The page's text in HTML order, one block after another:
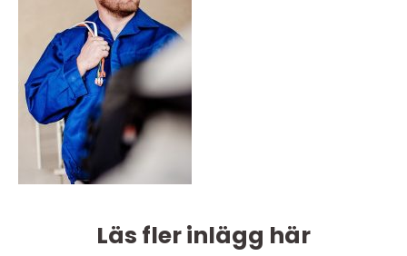
Läs fler inlägg här